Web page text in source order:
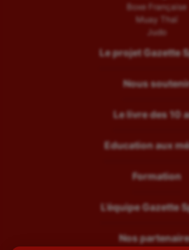
Boxe Française
Muay Thaï
Judo
Le projet Gazette
Nous
Le livre des 10
Education aux
Formation
L’équipe Gazette
Nos